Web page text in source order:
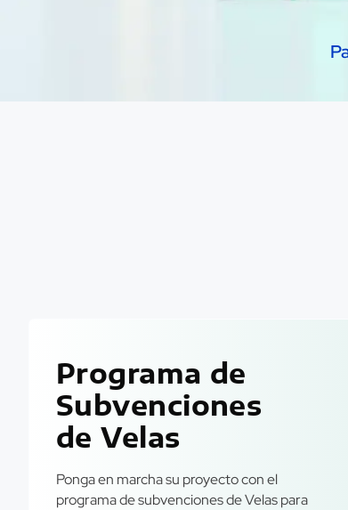
Programa de
Subvenciones
de Velas
Ponga en marcha su proyecto con el
programa de subvenciones de Velas para